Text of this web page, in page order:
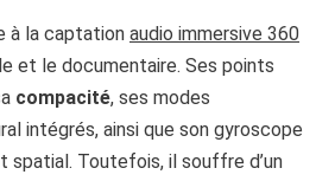
à la captation audio immersive 360
et le documentaire. Ses points
compacité, ses modes
intégrés, ainsi que son gyroscope
spatial. Toutefois, il souffre d’un